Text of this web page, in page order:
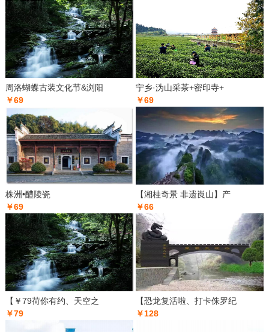
周洛蝴蝶古装文化节&浏阳
￥69
宁乡·沩山采茶+密印寺+
￥69
株洲•醴陵瓷
￥69
【湘桂奇景 非遗崀山】产
￥66
【￥79荷你有约、天空之
￥79
【恐龙复活啦、打卡侏罗纪
￥128